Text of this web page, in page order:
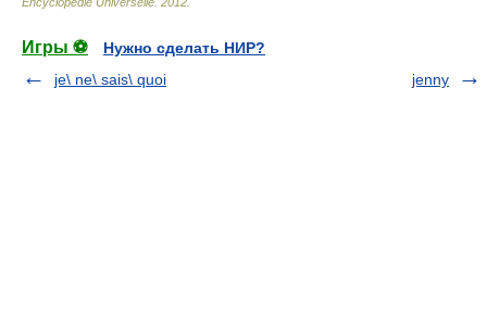
Игры ⚽
Нужно сделать НИР?
je\ ne\ sais\ quoi
jenny